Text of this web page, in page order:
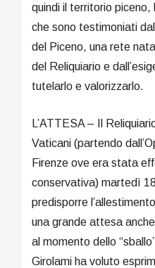
quindi il territorio
che sono testimoniati
del Piceno, una rete
del Reliquiario e
tutelarlo e valorizzarlo.
L’ATTESA – Il
Vaticani (partendo
Firenze ove era stata
conservativa) martedì
predisporre
una grande attesa
al momento dello
Girolami ha voluto